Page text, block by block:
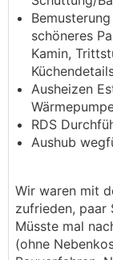
schöneres
Kamin,
Ausheizen
RDS
Aushub
Wir waren mit
zufrieden, paar
Müsste mal
(ohne